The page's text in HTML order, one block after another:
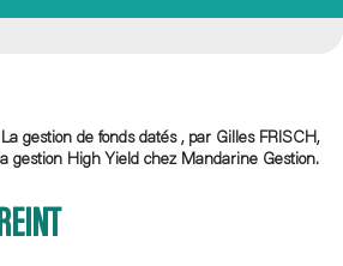
La gestion de fonds datés , par Gilles FRISCH,
gestion High Yield chez Mandarine Gestion.